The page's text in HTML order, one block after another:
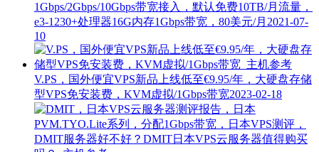
1Gbps/2Gbps/10Gbps带宽接入，默认免费10TB/月流量，
e3-1230+处理器16G内存1Gbps带宽，80美元/月 2021-07-
10
V.PS，国外便宜VPS新品上线低至€9.95/年，大硬盘存储
型VPS免安装费，KVM虚拟/1Gbps带宽2023-02-18